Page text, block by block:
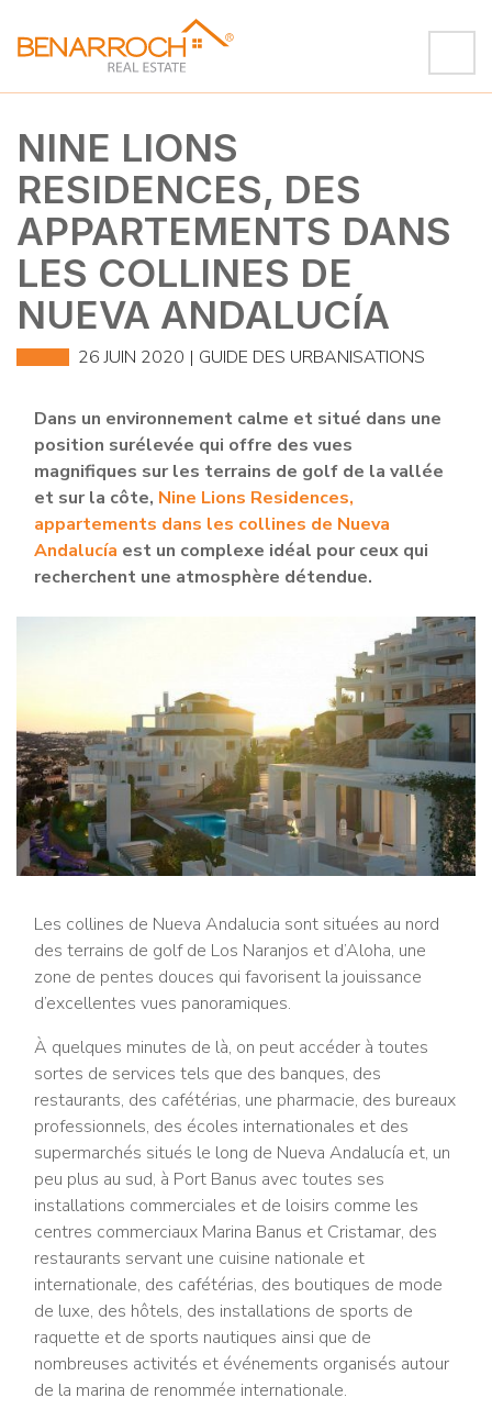
NINE LIONS
RESIDENCES, DES
APPARTEMENTS DANS
LES COLLINES DE
NUEVA ANDALUCÍA
26 JUIN 2020 | GUIDE DES URBANISATIONS
Dans un environnement calme et situé dans une
position surélevée qui offre des vues
magnifiques sur les terrains de golf de la vallée
et sur la côte, Nine Lions Residences,
appartements dans les collines de Nueva
Andalucía est un complexe idéal pour ceux qui
recherchent une atmosphère détendue.
Les collines de Nueva Andalucia sont situées au nord
des terrains de golf de Los Naranjos et d’Aloha, une
zone de pentes douces qui favorisent la jouissance
d’excellentes vues panoramiques.
À quelques minutes de là, on peut accéder à toutes
sortes de services tels que des banques, des
restaurants, des cafétérias, une pharmacie, des bureaux
professionnels, des écoles internationales et des
supermarchés situés le long de Nueva Andalucía et, un
peu plus au sud, à Port Banus avec toutes ses
installations commerciales et de loisirs comme les
centres commerciaux Marina Banus et Cristamar, des
restaurants servant une cuisine nationale et
internationale, des cafétérias, des boutiques de mode
de luxe, des hôtels, des installations de sports de
raquette et de sports nautiques ainsi que de
nombreuses activités et événements organisés autour
de la marina de renommée internationale.